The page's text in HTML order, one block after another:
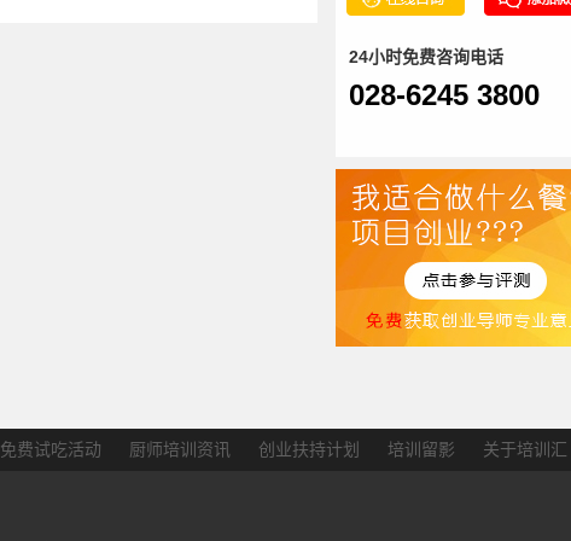
24小时免费咨询电话
028-6245 3800
免费试吃活动 厨师培训资讯 创业扶持计划 培训留影 关于培训汇